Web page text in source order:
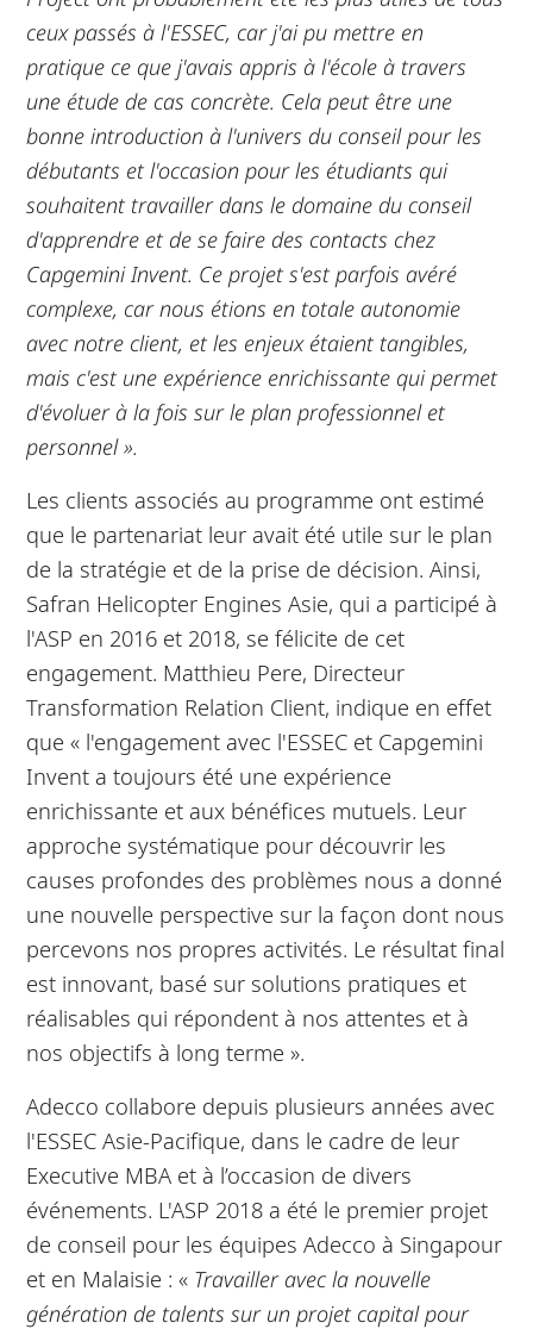
ceux passés à l'ESSEC, car j'ai pu mettre en
pratique ce que j'avais appris à l'école à travers
une étude de cas concrète. Cela peut être une
bonne introduction à l'univers du conseil pour les
débutants et l'occasion pour les étudiants qui
souhaitent travailler dans le domaine du conseil
d'apprendre et de se faire des contacts chez
Capgemini Invent. Ce projet s'est parfois avéré
complexe, car nous étions en totale autonomie
avec notre client, et les enjeux étaient tangibles,
mais c'est une expérience enrichissante qui permet
d'évoluer à la fois sur le plan professionnel et
personnel ».
Les clients associés au programme ont estimé
que le partenariat leur avait été utile sur le plan
de la stratégie et de la prise de décision. Ainsi,
Safran Helicopter Engines Asie, qui a participé à
l'ASP en 2016 et 2018, se félicite de cet
engagement. Matthieu Pere, Directeur
Transformation Relation Client, indique en effet
que « l'engagement avec l'ESSEC et Capgemini
Invent a toujours été une expérience
enrichissante et aux bénéfices mutuels. Leur
approche systématique pour découvrir les
causes profondes des problèmes nous a donné
une nouvelle perspective sur la façon dont nous
percevons nos propres activités. Le résultat final
est innovant, basé sur solutions pratiques et
réalisables qui répondent à nos attentes et à
nos objectifs à long terme ».
Adecco collabore depuis plusieurs années avec
l'ESSEC Asie-Pacifique, dans le cadre de leur
Executive MBA et à l’occasion de divers
événements. L'ASP 2018 a été le premier projet
de conseil pour les équipes Adecco à Singapour
et en Malaisie : « Travailler avec la nouvelle
génération de talents sur un projet capital pour